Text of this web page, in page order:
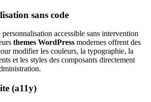
sans code
accessible sans intervention
themes WordPress modernes offrent des
modifier les couleurs, la typographie, la
et les styles des composants directement
(a11y)